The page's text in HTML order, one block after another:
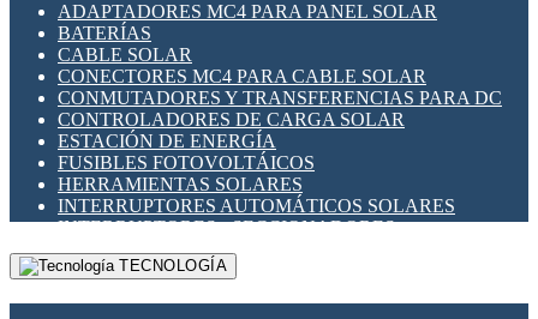
ADAPTADORES MC4 PARA PANEL SOLAR
BATERÍAS
CABLE SOLAR
CONECTORES MC4 PARA CABLE SOLAR
CONMUTADORES Y TRANSFERENCIAS PARA DC
CONTROLADORES DE CARGA SOLAR
ESTACIÓN DE ENERGÍA
FUSIBLES FOTOVOLTÁICOS
HERRAMIENTAS SOLARES
INTERRUPTORES AUTOMÁTICOS SOLARES
INTERRUPTORES - SECCIONADORES
FOTOVOLTÁICOS
MONTAJE PANEL SOLAR
TECNOLOGÍA